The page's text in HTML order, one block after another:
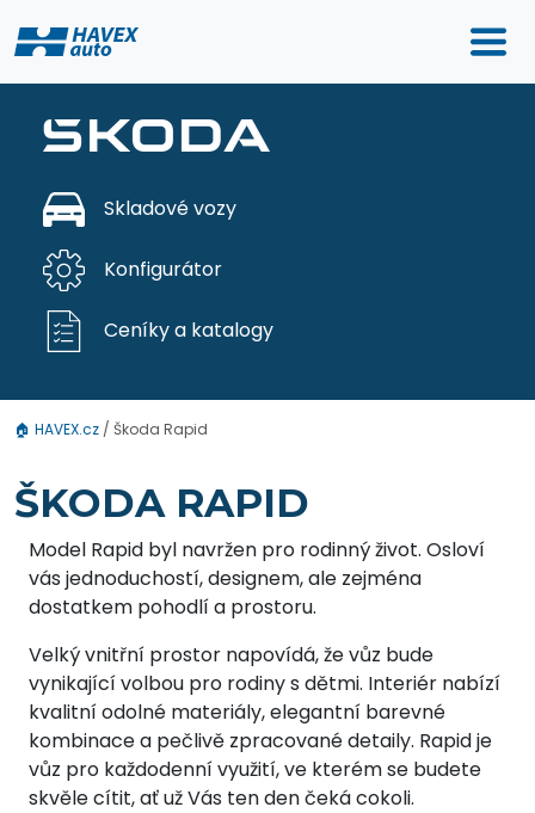
Skladové vozy
Konfigurátor
Ceníky a katalogy
🏠 HAVEX.cz / Škoda Rapid
ŠKODA RAPID
Model Rapid byl navržen pro rodinný život. Osloví
vás jednoduchostí, designem, ale zejména
dostatkem pohodlí a prostoru.
Velký vnitřní prostor napovídá, že vůz bude
vynikající volbou pro rodiny s dětmi. Interiér nabízí
kvalitní odolné materiály, elegantní barevné
kombinace a pečlivě zpracované detaily. Rapid je
vůz pro každodenní využití, ve kterém se budete
skvěle cítit, ať už Vás ten den čeká cokoli.